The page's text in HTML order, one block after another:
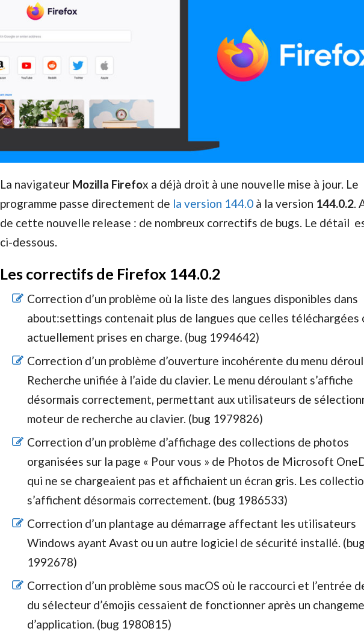
La navigateur Mozilla Firefox a déjà droit à une nouvelle mise à jour. Le
programme passe directement de la version 144.0à la version 144.0.2.
de cette nouvelle release : de nombreux correctifs de bugs. Le détail
ci-dessous.
Les correctifs de Firefox 144.0.2
Correction d’un problème où la liste des langues disponibles dans
about:settings contenait plus de langues que celles téléchargées
actuellement prises en charge. (bug 1994642)
Correction d’un problème d’ouverture incohérente du menu
Recherche unifiée à l’aide du clavier. Le menu déroulant s’affiche
désormais correctement, permettant aux utilisateurs de
moteur de recherche au clavier. (bug 1979826)
Correction d’un problème d’affichage des collections de photos
organisées sur la page « Pour vous » de Photos de Microsoft
qui ne se chargeaient pas et affichaient un écran gris. Les
s’affichent désormais correctement. (bug 1986533)
Correction d’un plantage au démarrage affectant les utilisateurs
Windows ayant Avast ou un autre logiciel de sécurité installé. (bug
1992678)
Correction d’un problème sous macOS où le raccourci et l’entrée
du sélecteur d’émojis cessaient de fonctionner après un
d’application. (bug 1980815)